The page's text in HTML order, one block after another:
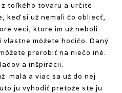
toľkého tovaru a určite
keď si už nemali čo obliecť,
veci, ktoré im už neboli
môžete hocičo. Daný
prerobiť na niečo iné.
a inšpirácii.
malá a viac sa už do nej
ju vyhodiť pretože ste ju